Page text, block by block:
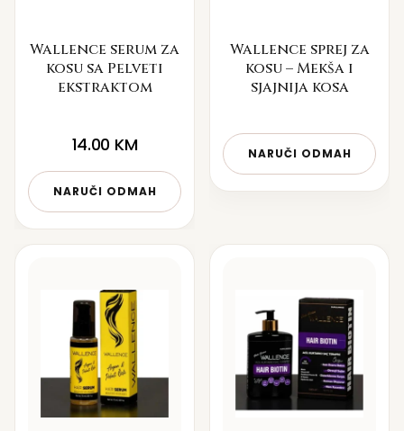
Wallence serum za
kosu sa Pelveti
ekstraktom
14.00 KM
NARUČI ODMAH
Wallence sprej za
kosu – Mekša i
sjajnija kosa
NARUČI ODMAH